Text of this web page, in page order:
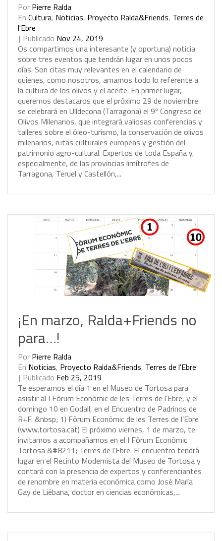
Por Pierre Ralda
En Cultura, Noticias, Proyecto Ralda&Friends, Terres de
l'Ebre
Publicado Nov 24, 2019
Os compartimos unainteresante (yoportuna) noticia
sobre tres eventos que tendrán lugaren unos pocos
días. Son citas muyrelevantes en el calendario de
quienes, como nosotros, amamos todo lo referente a
laculturade los olivos yel aceite. En primerlugar,
queremos destacaros que el próximo 29 de noviembre
se celebraráen Ulldecona(Tarragona) el 9º Congreso de
Olivos Milenarios, que integrarávaliosas conferencias y
talleres sobre el óleo-turismo, laconservación de olivos
milenarios, rutas culturales europeas ygestión del
patrimonio agro-cultural. Expertos de toda Españay,
especialmente, de las provincias limítrofes de
Tarragona, Teruel yCastellón,...
¡En marzo, Ralda+Friends no
para…!
Por Pierre Ralda
En Noticias, Proyecto Ralda&Friends, Terres de l'Ebre
Publicado Feb 25, 2019
Te esperamos el día 1 en el Museo de Tortosapara
asistiral I Fòrum Econòmicde les Terres de l’Ebre, yel
domingo 10 en Godall, en el Encuentro de Padrinos de
R+F. &nbsp; 1) Fòrum Econòmicde les Terres de l’Ebre
(www.tortosa.cat) El próximo viernes, 1 de marzo, te
invitamos aacompañarnos en el I Fòrum Econòmic
Tortosa&#8211; Terres de l’Ebre. El encuentro tendrá
lugaren el Recinto Modernistadel Museo de Tortosay
contarácon lapresenciade expertos yconferenciantes
de renombre en materiaeconómicacomo José María
Gayde Liébana, doctoren ciencias económicas,...